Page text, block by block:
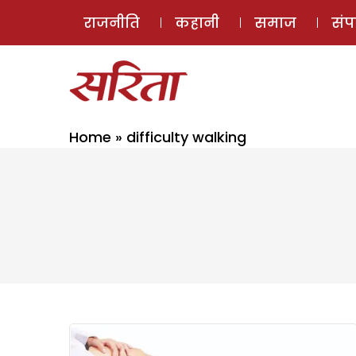
राजनीति कहानी समाज
Home » difficulty walking